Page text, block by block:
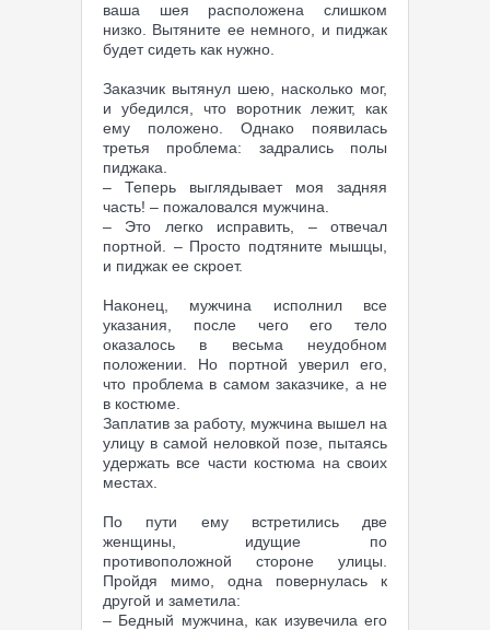
ваша шея расположена слишком
низко. Вытяните ее немного, и пиджак
будет сидеть как нужно.
Заказчик вытянул шею, насколько мог,
и убедился, что воротник лежит, как
ему положено. Однако появилась
третья проблема: задрались полы
пиджака.
– Теперь выглядывает моя задняя
часть! – пожаловался мужчина.
– Это легко исправить, – отвечал
портной. – Просто подтяните мышцы,
и пиджак ее скроет.
Наконец, мужчина исполнил все
указания, после чего его тело
оказалось в весьма неудобном
положении. Но портной уверил его,
что проблема в самом заказчике, а не
в костюме.
Заплатив за работу, мужчина вышел на
улицу в самой неловкой позе, пытаясь
удержать все части костюма на своих
местах.
По пути ему встретились две
женщины, идущие по
противоположной стороне улицы.
Пройдя мимо, одна повернулась к
другой и заметила:
– Бедный мужчина, как изувечила его